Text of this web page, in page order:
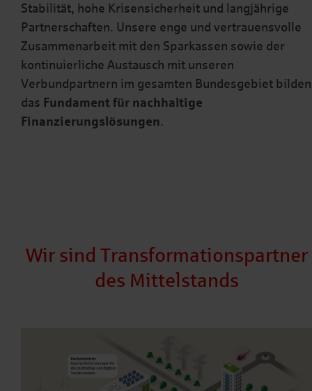
Stabilität, hohe Krisensicherheit und langjährige
Partnerschaften. Unsere enge und vertrauensvolle
Zusammenarbeit mit den Sparkassen sowie der
kontinuierliche Austausch mit unseren
Verbundpartnern im gesamten Bundesgebiet bilden
das Fundament für nachhaltige
Finanzierungslösungen.
Wir sind Transformationspartner
des Mittelstands